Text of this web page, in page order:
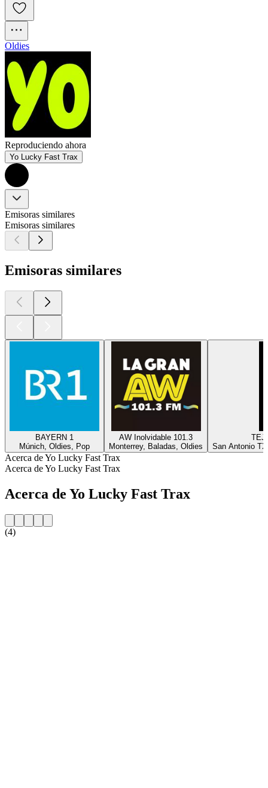
Oldies
Reproduciendo ahora
Yo Lucky Fast Trax
Emisoras similares
Emisoras similares
Emisoras similares
BAYERN 1
Múnich, Oldies, Pop
AW Inolvidable 101.3
Monterrey, Baladas, Oldies
San Antonio
Acerca de Yo Lucky Fast Trax
Acerca de Yo Lucky Fast Trax
Acerca de Yo Lucky Fast Trax
(4)